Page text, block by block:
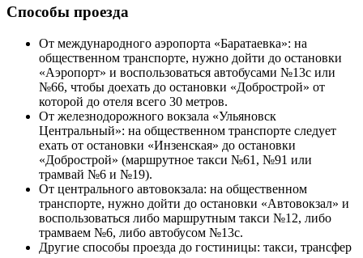
Способы проезда
От международного аэропорта «Баратаевка»: на
общественном транспорте, нужно дойти до остановки
«Аэропорт» и воспользоваться автобусами №13с или
№66, чтобы доехать до остановки «Добрострой» от
которой до отеля всего 30 метров.
От железнодорожного вокзала «Ульяновск
Центральный»: на общественном транспорте следует
ехать от остановки «Инзенская» до остановки
«Добрострой» (маршрутное такси №61, №91 или
трамвай №6 и №19).
От центрального автовокзала: на общественном
транспорте, нужно дойти до остановки «Автовокзал» и
воспользоваться либо маршрутным такси №12, либо
трамваем №6, либо автобусом №13с.
Другие способы проезда до гостиницы: такси, трансфер